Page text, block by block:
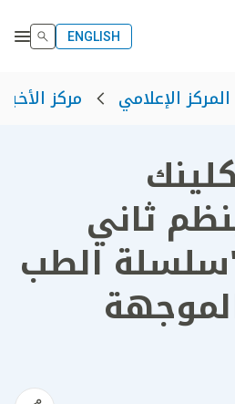
ENGLISH
المركز الإعلامي مركز الأخبار
ثاني
الطب